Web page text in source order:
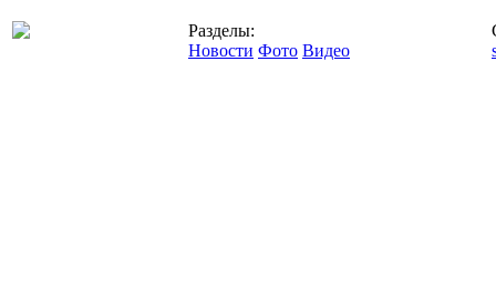
Разделы:
Новости Фото Видео